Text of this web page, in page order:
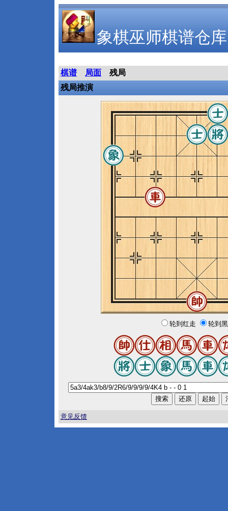
象棋巫师棋谱仓库
棋谱 局面
残局
残局推演
轮到红走 轮到
意见反馈